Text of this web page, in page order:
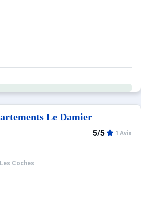
à l'entrée de la station, à
de casiers à skis et
Le Damier
Coches
5/5 1 Avis